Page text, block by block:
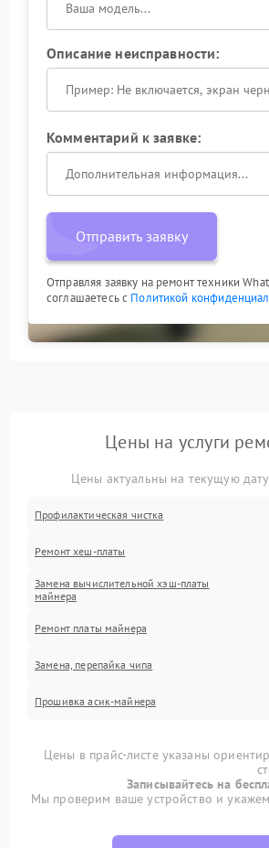
Описание неисправности:
Комментарий к заявке:
Отправить заявку
Отправляя заявку на ремонт техники
соглашаетесь с Политикой
Цены на услуги
Цены актуальны на текущую
Профилактическая чистка
Ремонт хеш-платы
Замена вычислительной хэш-платы
майнера
Ремонт платы майнера
Замена, перепайка чипа
Прошивка асик-майнера
Цены в прайс-листе указаны
Записывайтесь на
Мы проверим ваше устройство и